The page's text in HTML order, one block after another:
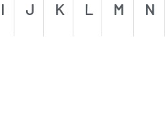
I J K L M N